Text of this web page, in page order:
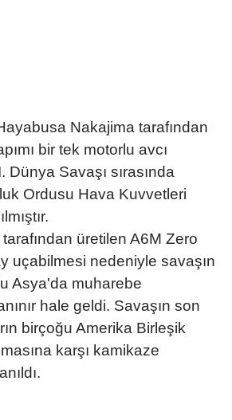
Nakajima tarafından
bir tek motorlu avcı
Dünya Savaşı sırasında
Ordusu Hava Kuvvetleri
üretilen A6M Zero
uçabilmesi nedeniyle savaşın
Asya'da muharebe
hale geldi. Savaşın son
birçoğu Amerika Birleşik
karşı kamikaze